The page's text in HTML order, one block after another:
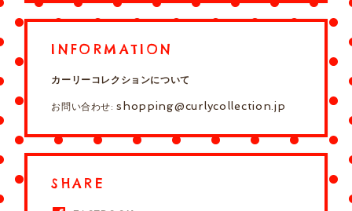
INFORMATION
カーリーコレクションについて
お問い合わせ:shopping@curlycollection.jp
SHARE